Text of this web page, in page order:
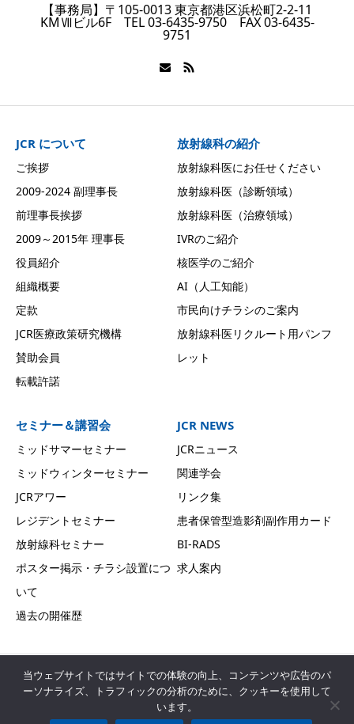
【事務局】〒105-0013 東京都港区浜松町2-2-11
KMⅦビル6F TEL 03-6435-9750 FAX 03-6435-
9751
JCR について
ご挨拶
2009-2024 副理事長
前理事長挨拶
2009～2015年 理事長
役員紹介
組織概要
定款
JCR医療政策研究機構
賛助会員
転載許諾
放射線科の紹介
放射線科医にお任せください
放射線科医（診断領域）
放射線科医（治療領域）
IVRのご紹介
核医学のご紹介
AI（人工知能）
市民向けチラシのご案内
放射線科医リクルート用パンフ
レット
セミナー＆講習会
ミッドサマーセミナー
ミッドウィンターセミナー
JCRアワー
レジデントセミナー
放射線科セミナー
ポスター掲示・チラシ設置につ
いて
過去の開催歴
JCR NEWS
JCRニュース
関連学会
リンク集
患者保管型造影剤副作用カード
BI-RADS
求人案内
サイトマップ
プライバシーポリシー
会員専用ページ
当ウェブサイトではサイトでの体験の向上、コンテンツや広告のパ
ーソナライズ、トラフィックの分析のために、クッキーを使用して
います。